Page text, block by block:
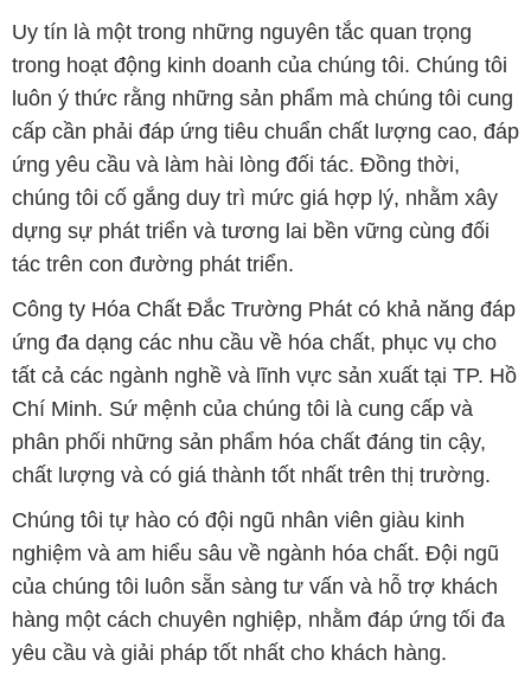
Uy tín là một trong những nguyên tắc quan trọng
trong hoạt động kinh doanh của chúng tôi. Chúng tôi
luôn ý thức rằng những sản phẩm mà chúng tôi cung
cấp cần phải đáp ứng tiêu chuẩn chất lượng cao, đáp
ứng yêu cầu và làm hài lòng đối tác. Đồng thời,
chúng tôi cố gắng duy trì mức giá hợp lý, nhằm xây
dựng sự phát triển và tương lai bền vững cùng đối
tác trên con đường phát triển.
Công ty Hóa Chất Đắc Trường Phát có khả năng đáp
ứng đa dạng các nhu cầu về hóa chất, phục vụ cho
tất cả các ngành nghề và lĩnh vực sản xuất tại TP. Hồ
Chí Minh. Sứ mệnh của chúng tôi là cung cấp và
phân phối những sản phẩm hóa chất đáng tin cậy,
chất lượng và có giá thành tốt nhất trên thị trường.
Chúng tôi tự hào có đội ngũ nhân viên giàu kinh
nghiệm và am hiểu sâu về ngành hóa chất. Đội ngũ
của chúng tôi luôn sẵn sàng tư vấn và hỗ trợ khách
hàng một cách chuyên nghiệp, nhằm đáp ứng tối đa
yêu cầu và giải pháp tốt nhất cho khách hàng.